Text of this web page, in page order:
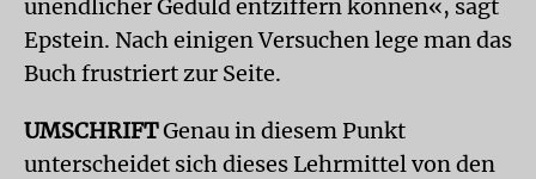
unendlicher Geduld entziffern können«, sagt
Epstein. Nach einigen Versuchen lege man das
Buch frustriert zur Seite.
UMSCHRIFTGenau in diesem Punkt
unterscheidet sich dieses Lehrmittel von den